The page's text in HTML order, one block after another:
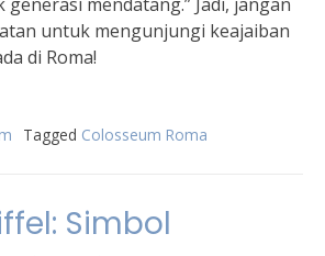
untuk mengunjungi keajaiban
di Roma!
Tagged Colosseum Roma
Simbol